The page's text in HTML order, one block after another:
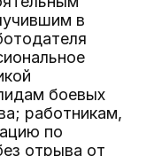
в
боевых
работникам,
по
отрыва от